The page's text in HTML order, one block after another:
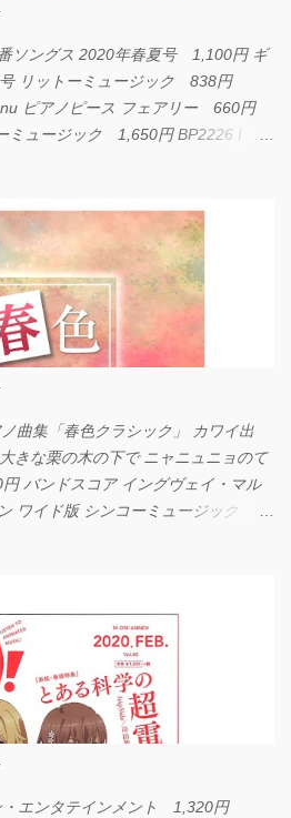
ソングス 2020年春夏号 1,100円 ギ
リットーミュージック 838円
ピアノピース フェアリー 660円
ミュージック 1,650円 BP2226 I
曲集「春色クラシック」 カワイ出
きな栗の木の下で ニャニュニョのて
バンドスコア イングヴェイ・マル
ワイド版 シンコーミュージック
・エンタテインメント 1,320円